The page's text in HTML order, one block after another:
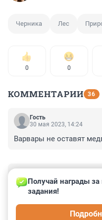
Черника Лес
0 0
КОММЕНТАРИИ 36
Гость
30 мая 2023, 14:24
Варвары не оставят
29 мая 2023, 16:02
Медведи дело хорошее,
повредит, чтобы могли
существ а лесу и не
Получай награды
задания!